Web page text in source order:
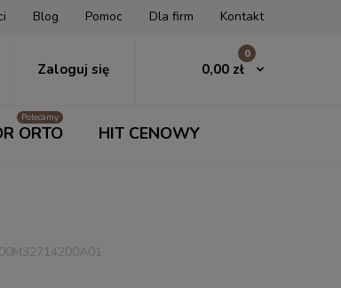
Blog Pomoc Dla firm Kontakt
Zaloguj się
0
0,00 zł
ORTO HIT CENOWY